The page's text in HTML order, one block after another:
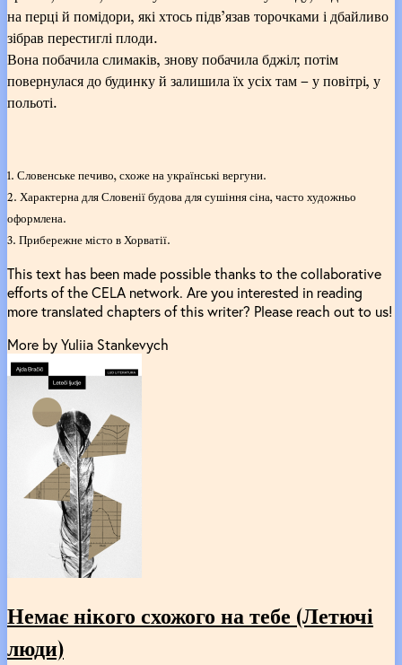
на перці й помідори, які хтось підв’язав торочками і дбайливо
зібрав перестиглі плоди.
Вона побачила слимаків, знову побачила бджіл; потім
повернулася до будинку й залишила їх усіх там – у повітрі, у
польоті.
1. Словенське печиво, схоже на українські вергуни.
2. Характерна для Словенії будова для сушіння сіна, часто художньо
оформлена.
3. Прибережне місто в Хорватії.
This text has been made possible thanks to the collaborative
efforts of the CELA network. Are you interested in reading
more translated chapters of this writer? Please reach out to us!
More by Yuliia Stankevych
Немає нікого схожого на тебе (Летючі
люди)